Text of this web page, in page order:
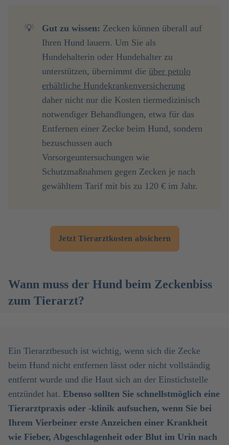
💡 Gut zu wissen: Zecken können überall auf
Ihren Hund lauern. Um Sie als
Hundehalterin oder Hundehalter zu
unterstützen, übernimmt die über petolo
erhältliche Hundekrankenversicherung
daher nicht nur die Kosten tiermedizinisch
notwendiger Behandlungen, etwa für das
Entfernen einer Zecke beim Hund, sondern
bezuschussen auch
Vorsorgeuntersuchungen wie
Schutzmaßnahmen gegen Zecken je nach
gewähltem Tarif mit bis zu 120 € im Jahr.
Jetzt Tierarztkosten absichern
Wann muss der Hund beim Zeckenbiss
zum Tierarzt?
Ein Tierarztbesuch ist wichtig, wenn sich die Zecke
beim Hund nicht entfernen lässt oder nicht vollständig
entfernt wurde und die Haut sich an der Einstichstelle
entzündet hat. Ebenso sollten Sie schnellstmöglich eine
Tierarztpraxis oder -klinik aufsuchen, wenn Sie bei
Ihrem Vierbeiner erste Anzeichen einer Krankheit
wie Fieber, Abgeschlagenheit oder Blut im Urin nach